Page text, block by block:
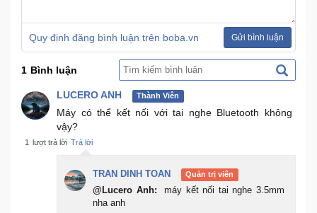
Quy định đăng bình luận trên boba.vn Gửi bình luận
1 Bình luận
LUCERO ANH Thành Viên
Máy có thể kết nối với tai nghe Bluetooth không
vậy?
1 lượt trả lời Trả lời
TRAN DINH TOAN Quản trị viên
@Lucero Anh:
máy kết nối tai nghe 3.5mm
nha anh